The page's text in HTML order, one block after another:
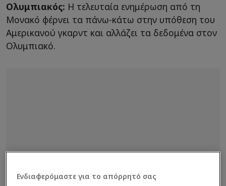
Ολυμπιακός: Η τελευταία ενημέρωση από τη
Μονακό φέρνει τα πάνω-κάτω στην υπόθεση του
Αμερικανού γκαρντ και αλλάζει τα δεδομένα στον
Ολυμπιακό.
Ενδιαφερόμαστε για το απόρρητό σας